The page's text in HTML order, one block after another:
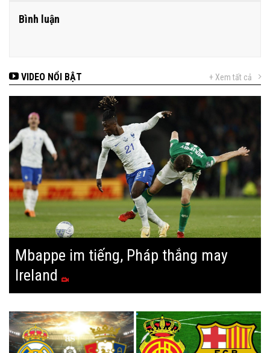
Bình luận
VIDEO NỔI BẬT + Xem tất cả
Mbappe im tiếng, Pháp thắng may
Ireland